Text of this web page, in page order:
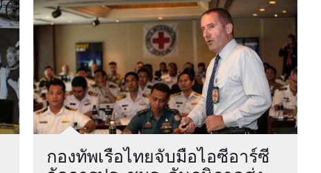
การดำเนิ
กรรมการ
ประเทศ (
ภูมิภาคกรุ
กองทัพเรือไทยจับมือไอซีอาร์ซี